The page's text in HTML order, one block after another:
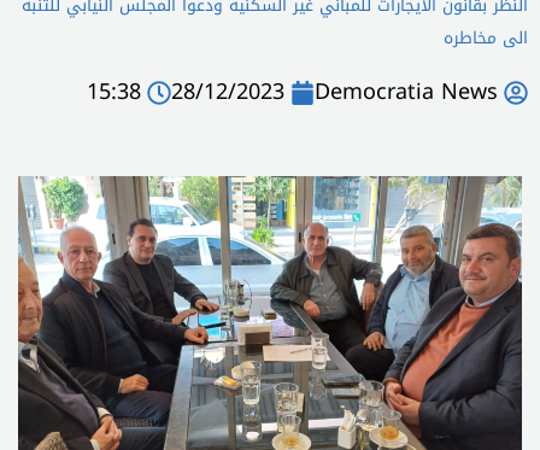
الى مخاطره
Democratia News
28/12/2023
15:38